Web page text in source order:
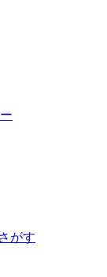
がす